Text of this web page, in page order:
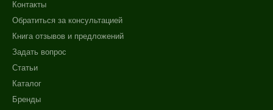
Контакты
Обратиться за консультацией
Книга отзывов и предложений
Задать вопрос
Статьи
Каталог
Бренды